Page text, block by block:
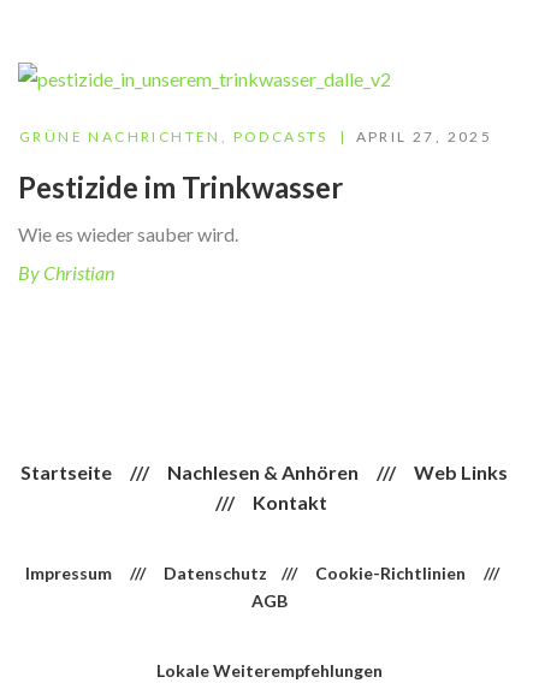
GRÜNE NACHRICHTEN , PODCASTS APRIL 27, 2025
Pestizide im Trinkwasser
Wie es wieder sauber wird.
By Christian
Startseite /// Nachlesen & Anhören /// Web Links
/// Kontakt
Impressum /// Datenschutz /// Cookie-Richtlinien ///
AGB
Lokale Weiterempfehlungen